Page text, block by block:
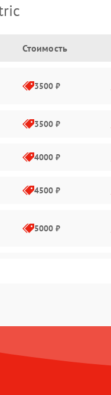
Стоимость
3500 ₽
3500 ₽
4000 ₽
4500 ₽
5000 ₽